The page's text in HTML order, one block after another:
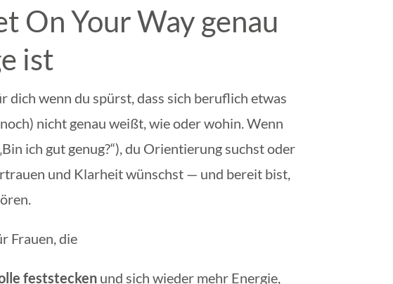
On Your Way genau
ist
dich wenn du spürst, dass sich beruflich etwas
nicht genau weißt, wie oder wohin. Wenn
ich gut genug?“), du Orientierung suchst oder
und Klarheit wünschst — und bereit bist,
Frauen, die
feststeckenund sich wieder mehr Energie,